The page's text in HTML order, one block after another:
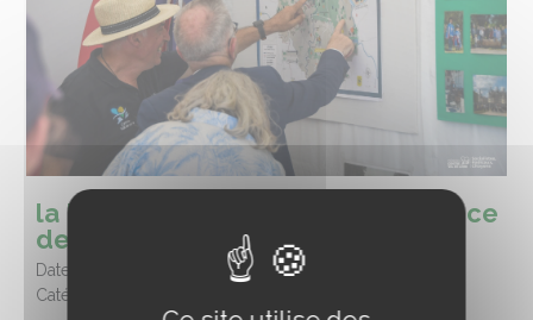
la Région au championnat de France
de Lamotte Beuvron
Date :
Catégorie :